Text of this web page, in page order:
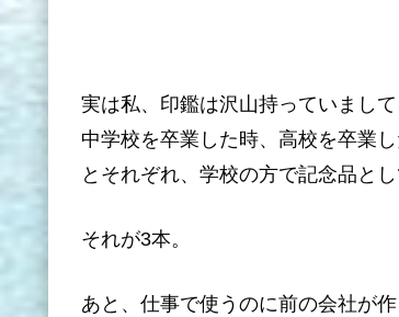
実は私、印鑑は沢山持っていまして
中学校を卒業した時、高校を卒業
とそれぞれ、学校の方で記念品と
それが3本。
あと、仕事で使うのに前の会社が作